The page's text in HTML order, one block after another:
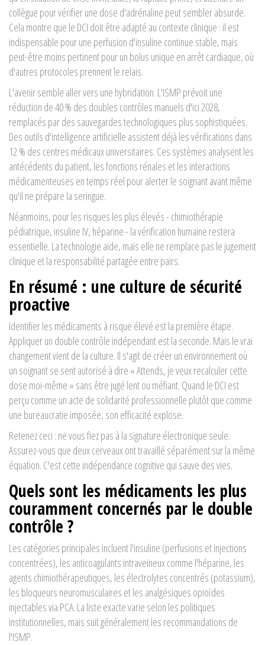
collègue pour vérifier une dose d'adrénaline peut sembler absurde.
Cela montre que le DCI doit être adapté au contexte clinique : il est
indispensable pour une perfusion d'insuline continue stable, mais
peut-être moins pertinent pour un bolus unique en arrêt cardiaque, où
d'autres protocoles prennent le relais.
L'avenir semble aller vers une hybridation. L'ISMP prévoit une
réduction de 40 % des doubles contrôles manuels d'ici 2028,
remplacés par des sauvegardes technologiques plus sophistiquées.
Des outils d'intelligence artificielle assistent déjà les vérifications dans
12 % des centres médicaux universitaires. Ces systèmes analysent les
antécédents du patient, les fonctions rénales et les interactions
médicamenteuses en temps réel pour alerter le soignant avant même
qu'il ne prépare la seringue.
Néanmoins, pour les risques les plus élevés - chimiothérapie
pédiatrique, insuline IV, héparine - la vérification humaine restera
essentielle. La technologie aide, mais elle ne remplace pas le jugement
clinique et la responsabilité partagée entre pairs.
En résumé : une culture de sécurité
proactive
Identifier les médicaments à risque élevé est la première étape.
Appliquer un double contrôle indépendant est la seconde. Mais le vrai
changement vient de la culture. Il s'agit de créer un environnement où
un soignant se sent autorisé à dire « Attends, je veux recalculer cette
dose moi-même » sans être jugé lent ou méfiant. Quand le DCI est
perçu comme un acte de solidarité professionnelle plutôt que comme
une bureaucratie imposée, son efficacité explose.
Retenez ceci : ne vous fiez pas à la signature électronique seule.
Assurez-vous que deux cerveaux ont travaillé séparément sur la même
équation. C'est cette indépendance cognitive qui sauve des vies.
Quels sont les médicaments les plus
couramment concernés par le double
contrôle ?
Les catégories principales incluent l'insuline (perfusions et injections
concentrées), les anticoagulants intraveineux comme l'héparine, les
agents chimiothérapeutiques, les électrolytes concentrés (potassium),
les bloqueurs neuromusculaires et les analgésiques opioïdes
injectables via PCA. La liste exacte varie selon les politiques
institutionnelles, mais suit généralement les recommandations de
l'ISMP.